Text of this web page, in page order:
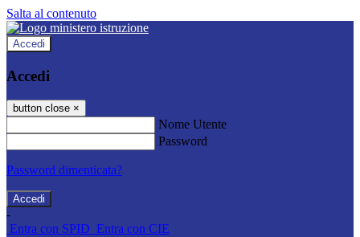
Salta al contenuto
Accedi
Accedi
button close ×
Nome Utente
Password
Password dimenticata?
-
Entra con SPID Entra con CIE